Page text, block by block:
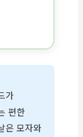
가
편한
은 모자와